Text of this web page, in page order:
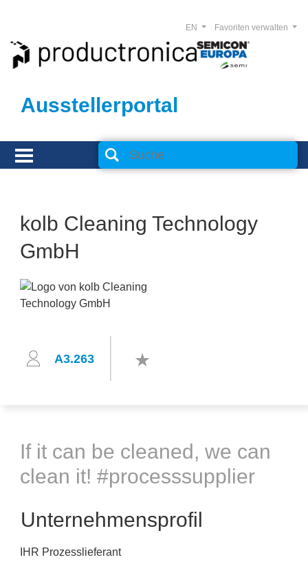
Ausstellerportal
Favoriten verwalten
EN
kolb Cleaning Technology
GmbH
A3.263
If it can be cleaned, we can
clean it! #processsupplier
Unternehmensprofil
IHR Prozesslieferant